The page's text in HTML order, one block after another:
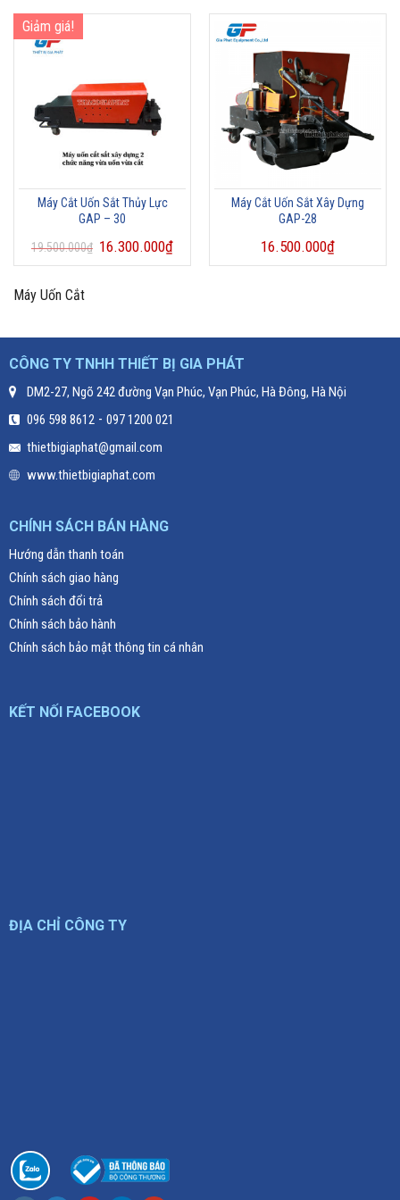
Giảm giá!
Máy Cắt Uốn Sắt Thủy Lực
GAP – 30
19.500.000₫ 16.300.000₫
Máy Cắt Uốn Sắt Xây Dựng
GAP-28
16.500.000₫
Máy Uốn Cắt
CÔNG TY TNHH THIẾT BỊ GIA PHÁT
DM2-27, Ngõ 242 đường Vạn Phúc, Vạn Phúc, Hà Đông, Hà Nội
096 598 8612- 097 1200 021
thietbigiaphat@gmail.com
www.thietbigiaphat.com
CHÍNH SÁCH BÁN HÀNG
Hướng dẫn thanh toán
Chính sách giao hàng
Chính sách đổi trả
Chính sách bảo hành
Chính sách bảo mật thông tin cá nhân
KẾT NỐI FACEBOOK
ĐỊA CHỈ CÔNG TY